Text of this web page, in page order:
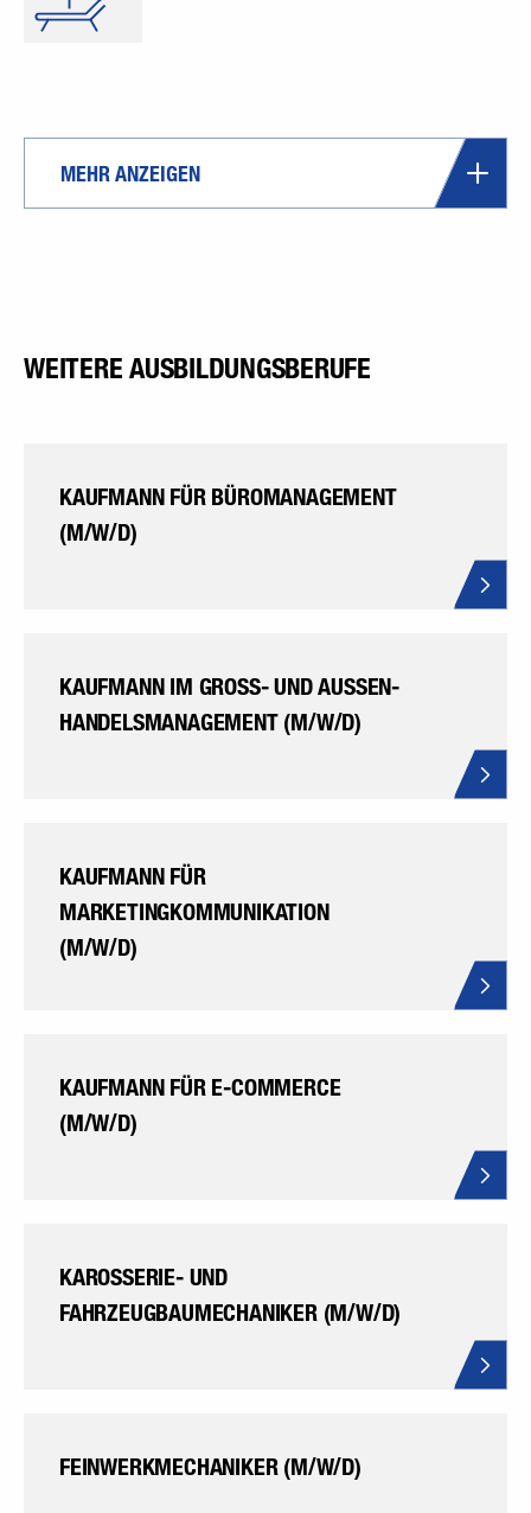
MEHR ANZEIGEN
WEITERE AUSBILDUNGSBERUFE
KAUFMANN FÜR BÜROMANAGEMENT
(M/W/D)
KAUFMANN IM GROSS- UND AUSSEN­HA
NDELSMANAGEMENT (M/W/D)
KAUFMANN FÜR
MARKETINGKOMMUNIKATION
(M/W/D)
KAUFMANN FÜR E-COMMERCE
(M/W/D)
KAROSSERIE- UND
FAHRZEUGBAUMECHANIKER (M/W/D)
FEINWERKMECHANIKER (M/W/D)